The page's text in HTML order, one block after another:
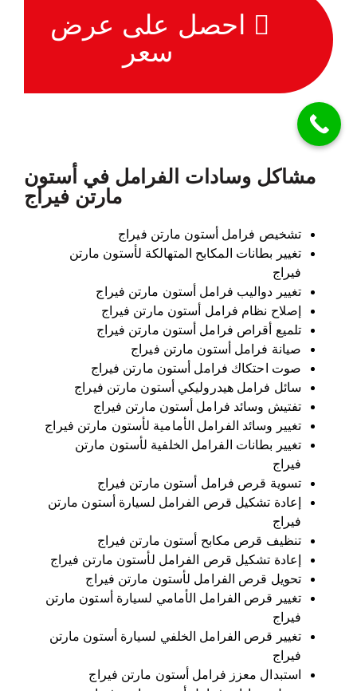
احصل على عرض
سعر
مشاكل وسادات الفرامل في أستون
تشخيص فرامل أستون مارتن فيراج
تغيير بطانات المكابح المتهالكة لأستون مارتن
فيراج
تغيير دواليب فرامل أستون مارتن فيراج
إصلاح نظام فرامل أستون مارتن فيراج
تلميع أقراص فرامل أستون مارتن فيراج
صيانة فرامل أستون مارتن فيراج
صوت احتكاك فرامل أستون مارتن فيراج
سائل فرامل هيدروليكي أستون مارتن فيراج
تفتيش وسائد فرامل أستون مارتن فيراج
تغيير وسائد الفرامل الأمامية لأستون مارتن فيراج
تغيير بطانات الفرامل الخلفية لأستون مارتن
فيراج
تسوية قرص فرامل أستون مارتن فيراج
إعادة تشكيل قرص الفرامل لسيارة أستون مارتن
فيراج
تنظيف قرص مكابح أستون مارتن فيراج
إعادة تشكيل قرص الفرامل لأستون مارتن فيراج
تحويل قرص الفرامل لأستون مارتن فيراج
تغيير قرص الفرامل الأمامي لسيارة أستون مارتن
فيراج
تغيير قرص الفرامل الخلفي لسيارة أستون مارتن
فيراج